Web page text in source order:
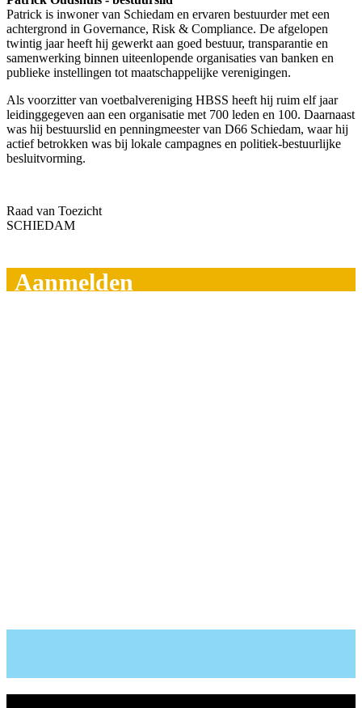
Patrick is inwoner van Schiedam en ervaren bestuurder met een
achtergrond in Governance, Risk & Compliance. De afgelopen
twintig jaar heeft hij gewerkt aan goed bestuur, transparantie en
samenwerking binnen uiteenlopende organisaties van banken en
publieke instellingen tot maatschappelijke verenigingen.
Als voorzitter van voetbalvereniging HBSS heeft hij ruim elf jaar
leidinggegeven aan een organisatie met 700 leden en 100. Daarnaast
was hij bestuurslid en penningmeester van D66 Schiedam, waar hij
actief betrokken was bij lokale campagnes en politiek-bestuurlijke
besluitvorming.
Raad van Toezicht
SCHIEDAM
Aanmelden